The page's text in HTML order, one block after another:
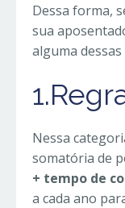
Dessa forma,
sua
alguma
Nessa
somatória de
+ tempo de
a cada ano